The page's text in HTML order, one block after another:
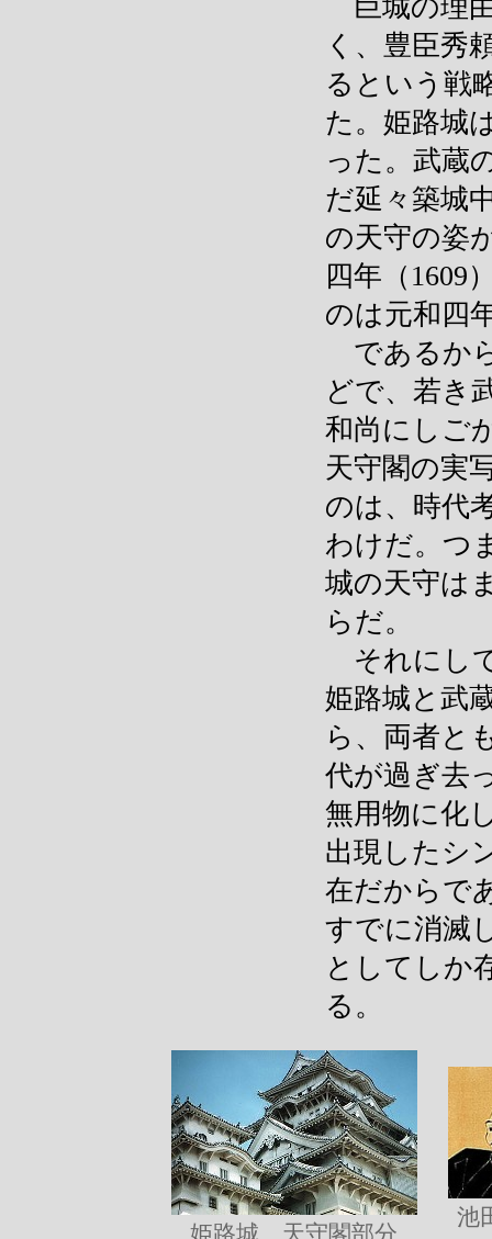
巨城の理
く、豊臣秀
るという戦
た。姫路城
った。武蔵
だ延々築城
の天守の姿
四年（1609
のは元和四
であるか
どで、若き
和尚にしご
天守閣の実
のは、時代
わけだ。つ
城の天守は
らだ。
それにし
姫路城と武
ら、両者と
代が過ぎ去
無用物に化
出現したシ
在だからで
すでに消滅
としてしか
る。
姫路城 天守閣部分
池